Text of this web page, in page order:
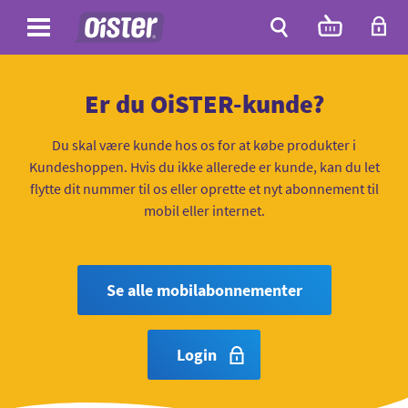
Antal
varer
i
Er du OiSTER-kunde?
Du skal være kunde hos os for at købe produkter i
Kundeshoppen. Hvis du ikke allerede er kunde, kan du let
flytte dit nummer til os eller oprette et nyt abonnement til
mobil eller internet.
Se alle mobilabonnementer
Login